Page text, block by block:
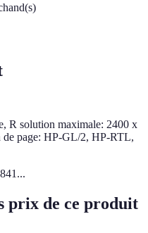
R solution maximale: 2400 x
de page: HP-GL/2, HP-RTL,
prix de ce produit